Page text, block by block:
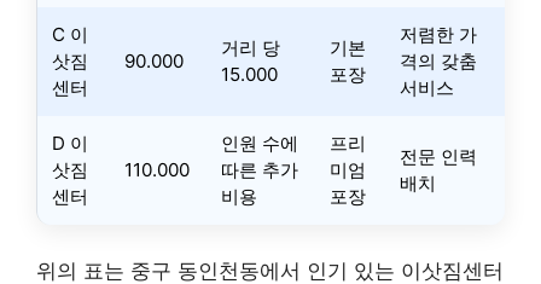
C 이
삿짐
센터
90.000
거리 당
15.000
기본
포장
저렴한 가
격의 갖춤
서비스
D 이
삿짐
센터
110.000
인원 수에
따른 추가
비용
프리
미엄
포장
전문 인력
배치
위의 표는 중구 동인천동에서 인기 있는 이삿짐센터